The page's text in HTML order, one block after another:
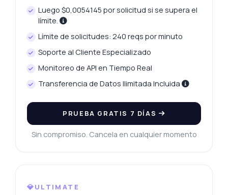
Luego $0,0054145 por solicitud si se supera el
límite.
Límite de solicitudes: 240 reqs por minuto
Soporte al Cliente Especializado
Monitoreo de API en Tiempo Real
Transferencia de Datos Ilimitada Incluida
PRUEBA GRATIS 7 DÍAS
Sin compromiso. Cancela en cualquier momento
💎ULTIMATE